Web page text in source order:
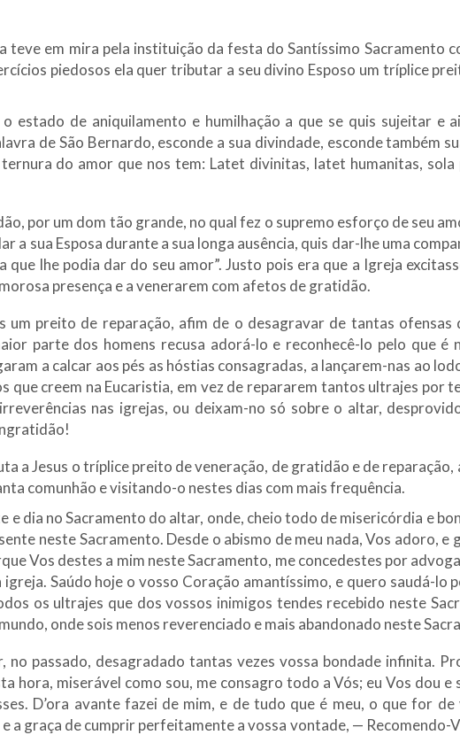
teve em mira pela instituição da festa do Santíssimo Sacramento
piedosos ela quer tributar a seu divino Esposo um tríplice
estado de aniquilamento e humilhação a que se quis sujeitar e
de São Bernardo, esconde a sua divindade, esconde também
do amor que nos tem: Latet divinitas, latet humanitas,
por um dom tão grande, no qual fez o supremo esforço de seu
a sua Esposa durante a sua longa ausência, quis dar-lhe uma
lhe podia dar do seu amor”. Justo pois era que a Igreja
presença e a venerarem com afetos de gratidão.
preito de reparação, afim de o desagravar de tantas ofensas
parte dos homens recusa adorá-lo e reconhecê-lo pelo que é
a calcar aos pés as hóstias consagradas, a lançarem-nas ao
que creem na Eucaristia, em vez de repararem tantos ultrajes por
nas igrejas, ou deixam-no só sobre o altar,
a Jesus o tríplice preito de veneração, de gratidão e de reparação,
comunhão e visitando-o nestes dias com mais frequência.
e dia no Sacramento do altar, onde, cheio todo de misericórdia e
neste Sacramento. Desde o abismo de meu nada, Vos adoro, e
Vos destes a mim neste Sacramento, me concedestes por
Saúdo hoje o vosso Coração amantíssimo, e quero saudá-lo
os ultrajes que dos vossos inimigos tendes recebido neste
onde sois menos reverenciado e mais abandonado neste
passado, desagradado tantas vezes vossa bondade infinita.
hora, miserável como sou, me consagro todo a Vós; eu Vos dou e
D’ora avante fazei de mim, e de tudo que é meu, o que for de
a graça de cumprir perfeitamente a vossa vontade, — Recomendo-